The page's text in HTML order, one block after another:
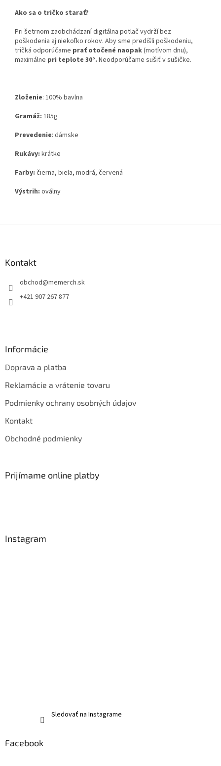
Ako sa o tričko starať?
Pri šetrnom zaobchádzaní digitálna potlač vydrží bez
poškodenia aj niekoľko rokov. Aby sme predišli poškodeniu,
tričká odporúčame prať otočené naopak(motívom dnu),
maximálne pri teplote 30°. Neodporúčame sušiť v sušičke.
Zloženie: 100% bavlna
Gramáž: 185g
Prevedenie: dámske
Rukávy: krátke
Farby: čierna, biela, modrá, červená
Výstrih: oválny
Kontakt
obchod@memerch.sk
+421 907 267 877
Informácie
Doprava a platba
Reklamácie a vrátenie tovaru
Podmienky ochrany osobných údajov
Kontakt
Obchodné podmienky
Prijímame online platby
Instagram
Sledovať na Instagrame
Facebook